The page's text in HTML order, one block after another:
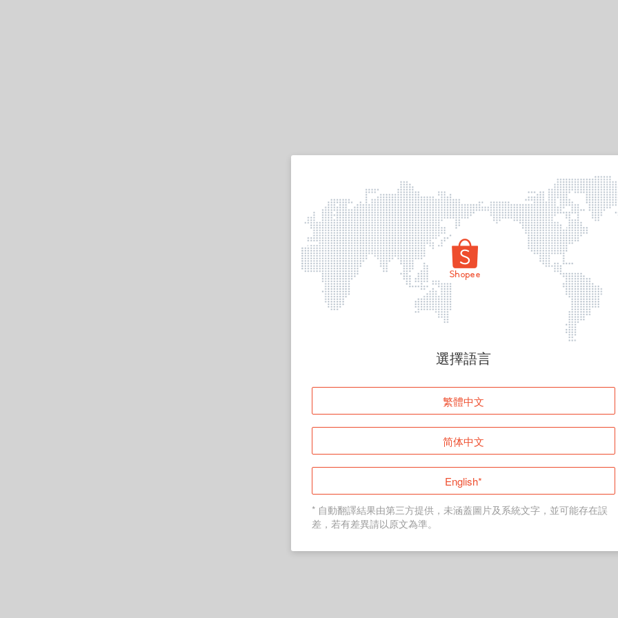
頁面無法顯示
登入
返回首頁
選擇語言
繁體中文
简体中文
English*
* 自動翻譯結果由第三方提供，未涵蓋圖片及系統文字，並可能存在誤
差，若有差異請以原文為準。